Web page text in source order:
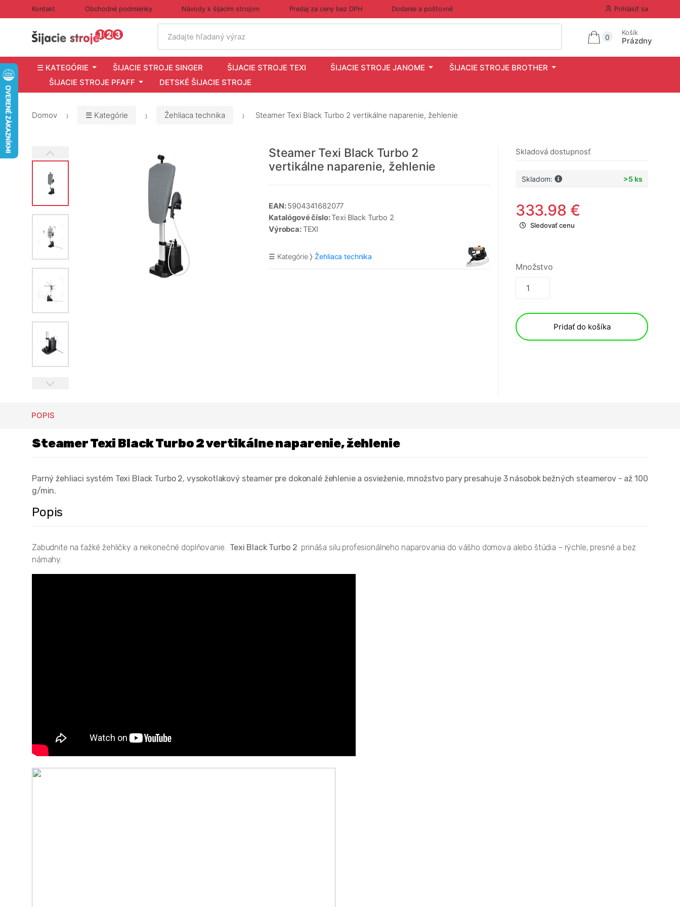
Kontakt Obchodné podmienky Návody k šijacím strojom Predaj za ceny bez DPH Dodanie a poštovné Prihlásiť sa
Zadajte hľadaný výraz
0
Košík
Prázdny
☰ KATEGÓRIE ŠIJACIE STROJE SINGER ŠIJACIE STROJE TEXI ŠIJACIE STROJE JANOME
ŠIJACIE STROJE BROTHER
ŠIJACIE STROJE PFAFF
DETSKÉ ŠIJACIE STROJE
Domov ☰ Kategórie Žehliaca technika Steamer Texi Black Turbo 2 vertikálne naparenie, žehlenie
Steamer Texi Black Turbo 2
vertikálne naparenie, žehlenie
EAN:5904341682077
Katalógové číslo:Texi Black Turbo 2
Výrobca:TEXI
☰ Kategórie Žehliaca technika
Skladová dostupnosť
Skladom: >5 ks
333.98 €
Sledovať cenu
Množstvo
Pridať do košíka
POPIS
Steamer Texi Black Turbo 2 vertikálne naparenie, žehlenie
Parný žehliaci systém Texi Black Turbo 2, vysokotlakový steamer pre dokonalé žehlenie a osvieženie, množstvo pary presahuje 3 násobok bežných steamerov - až 100
g/min.
Popis
Zabudnite na ťažké žehličky a nekonečné doplňovanie. Texi Black Turbo 2 prináša silu profesionálneho naparovania do vášho domova alebo štúdia – rýchle, presné a bez
námahy.